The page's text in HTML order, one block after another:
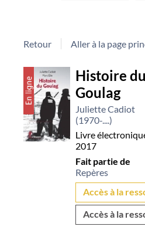
Retour Aller à la page
Détail
document
Histoire du
Goulag
Juliette Cadiot
(1970-....)
Livre
2017
Fait partie de
Repères
Accès à la
Accès à la